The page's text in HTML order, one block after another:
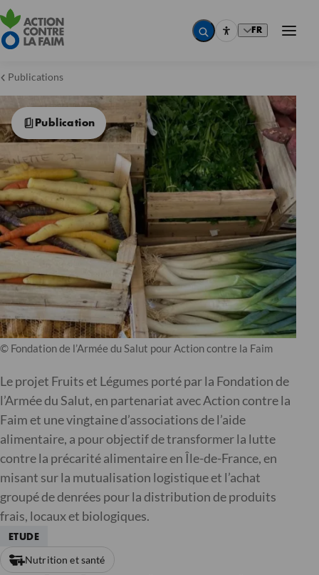
FR
Publications
Publication
© Fondation de l’Armée du Salut pour Action contre la Faim
ETUDE
Nutrition et santé
Le projet Fruits et Légumes porté par la Fondation de
l’Armée du Salut, en partenariat avec Action contre la
Faim et une vingtaine d’associations de l’aide
alimentaire, a pour objectif de transformer la lutte
contre la précarité alimentaire en Île-de-France, en
misant sur la mutualisation logistique et l’achat
groupé de denrées pour la distribution de produits
frais, locaux et biologiques.